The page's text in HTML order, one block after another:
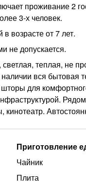
проживание 2
3-х человек.
возрасте от 7 лет.
не допускается.
теплая, не
вся бытовая
для
Приготовление
Чайник
Плита